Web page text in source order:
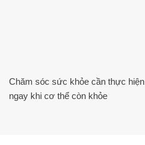
Chăm sóc sức khỏe cần thực hiện
ngay khi cơ thể còn khỏe